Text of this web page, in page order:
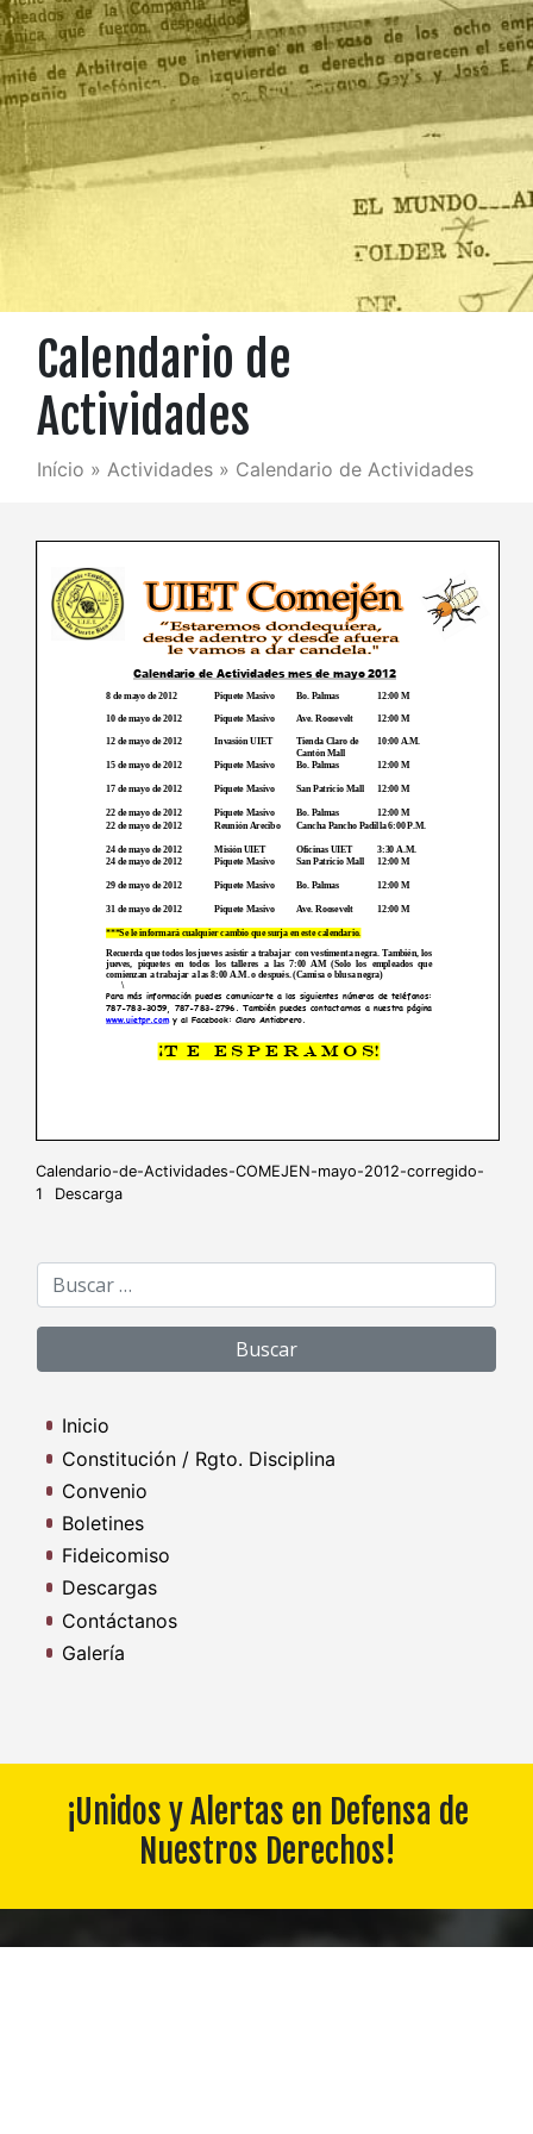
Calendario de
Actividades
Início » Actividades » Calendario de Actividades
Calendario-de-Actividades-COMEJEN-mayo-2012-corregido-
1
Descarga
Buscar:
Inicio
Constitución / Rgto. Disciplina
Convenio
Boletines
Fideicomiso
Descargas
Contáctanos
Galería
¡Unidos y Alertas en Defensa de
Nuestros Derechos!